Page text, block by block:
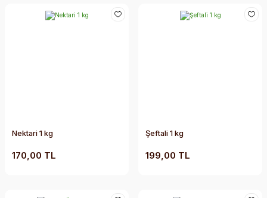
Nektari 1 kg
170,00 TL
Şeftali 1 kg
199,00 TL